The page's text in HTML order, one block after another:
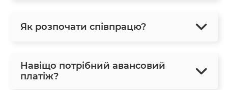
Як розпочати співпрацю?
Навіщо потрібний авансовий
платіж?